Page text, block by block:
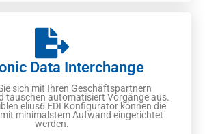
Data Interchange
sich mit Ihren Geschäftspartnern
tauschen automatisiert Vorgänge aus.
elius6 EDI Konfigurator können die
minimalstem Aufwand eingerichtet
werden.